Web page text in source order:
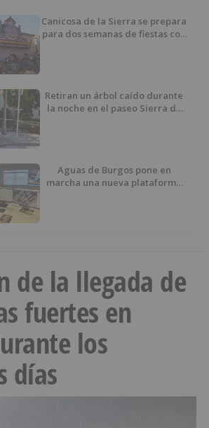
Canicosa de la Sierra se prepara
para dos semanas de fiestas con
Retiran un árbol caído durante
la noche en el paseo Sierra de
Aguas de Burgos pone en
marcha una nueva plataforma
de la llegada de
fuertes en
los
días